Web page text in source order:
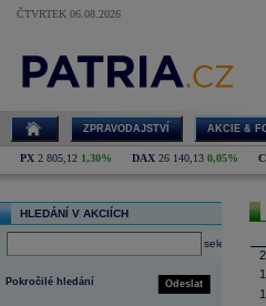
ČTVRTEK 06.08.2026
ZPRAVODAJSTVÍ AKCIE &
PX 2 805,12 1,30% DAX 26 140,13 0,05%
HLEDÁNÍ V AKCIÍCH
select
Odeslat
Pokročilé hledání